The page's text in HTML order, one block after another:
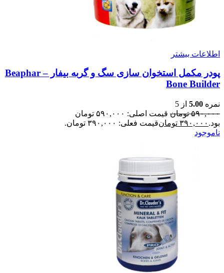
اطلاعات بیشتر
پودر مکمل استخوان سازی سگ و گربه بیفار – Beaphar
Bone Builder
نمره 5.00 از 5
۵۹۰,۰۰۰ تومان
قیمت اصلی: ۵۹۰,۰۰۰ تومان
بود. ۳۹۰,۰۰۰ تومانقیمت فعلی: ۳۹۰,۰۰۰ تومان.
ناموجود